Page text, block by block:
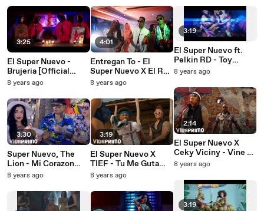
3:25
El Super Nuevo -
Brujeria [Official
Video]
8 years ago
3:30
Super Nuevo, The
Lion - Mi Corazon
[Official Video]
8 years ago
4:01
Entregan To - El
Super Nuevo X El Rey
Guevara X Baraka
8 years ago
3:19
El Super Nuevo X
TIEF - Tu Me Guta
[Official Video]
8 years ago
3:19
El Super Nuevo ft.
Pelkin RD - Toy
Mariao (Remix)
8 years ago
2:14
El Super Nuevo X
Ceky Viciny - Vine A
Matar [Official Video]
8 years ago
3:19